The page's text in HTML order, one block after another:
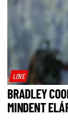
LOVE
BRADLEY
MINDENT